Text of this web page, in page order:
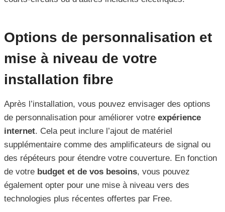
Options de personnalisation et
mise à niveau de votre
installation fibre
Après l’installation, vous pouvez envisager des options
de personnalisation pour améliorer votre expérience
internet. Cela peut inclure l’ajout de matériel
supplémentaire comme des amplificateurs de signal ou
des répéteurs pour étendre votre couverture. En fonction
de votre budget et de vos besoins, vous pouvez
également opter pour une mise à niveau vers des
technologies plus récentes offertes par Free.